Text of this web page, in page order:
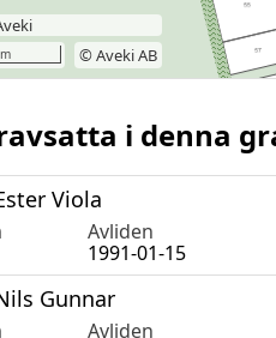
i denna
Viola
Avliden
1991-01-15
Gunnar
Avliden